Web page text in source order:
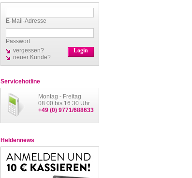
E-Mail-Adresse
Passwort
vergessen?
neuer Kunde?
Servicehotline
Montag - Freitag
08.00 bis 16.30 Uhr
+49 (0) 9771/688633
Heldennews